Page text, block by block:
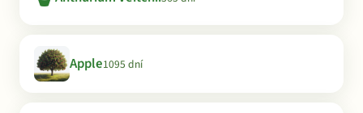
Apple1095 dní